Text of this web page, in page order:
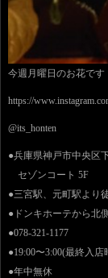
今週月曜日のお花です
https://
@its_honten
●兵庫県神戸市中央区
セゾンコート 5F
●三宮駅、元町駅より
●ドンキホーテから北
●078-321-1177
●19:00〜3:00(最終入店
●年中無休